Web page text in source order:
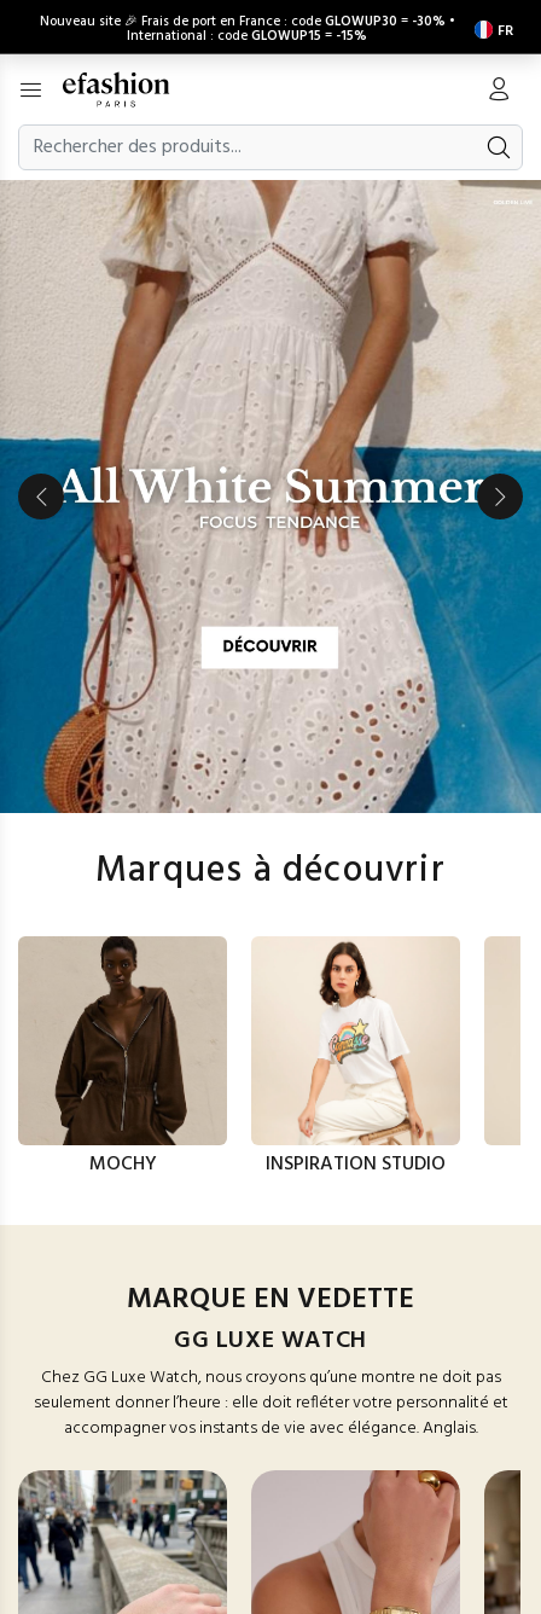
Nouveau site 🎉 Frais de port en France : codeGLOWUP30 = -30% •
International : codeGLOWUP15 = -15% FR
Marques à découvrir
MOCHY INSPIRATION STUDIO
MARQUE EN VEDETTE
GG LUXE WATCH
Chez GG Luxe Watch, nous croyons qu’une montre ne doit pas
seulement donner l’heure : elle doit refléter votre personnalité et
accompagner vos instants de vie avec élégance. Anglais.